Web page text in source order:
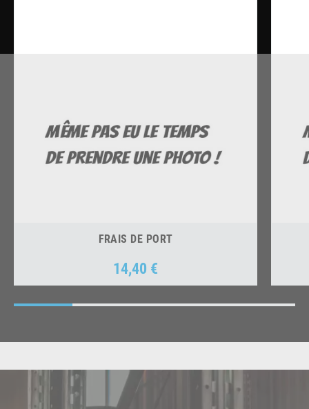
FRAIS DE PORT
Prix
14,40 €